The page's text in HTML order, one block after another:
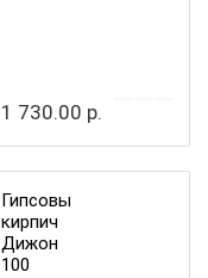
1 730.00 р.
Гипсовый
кирпич
Дижон
100